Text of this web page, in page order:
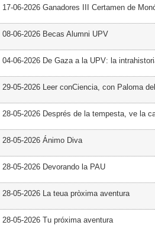
17-06-2026 Ganadores III Certamen de
08-06-2026 Becas Alumni UPV
04-06-2026 De Gaza a la UPV: la
29-05-2026 Leer conCiencia, con Paloma
28-05-2026 Després de la tempesta, ve la
28-05-2026 Ánimo Diva
28-05-2026 Devorando la PAU
28-05-2026 La teua pròxima aventura
28-05-2026 Tu próxima aventura